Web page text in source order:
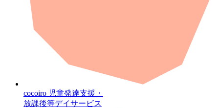
cocoiro 児童発達支援・
放課後等デイサービス